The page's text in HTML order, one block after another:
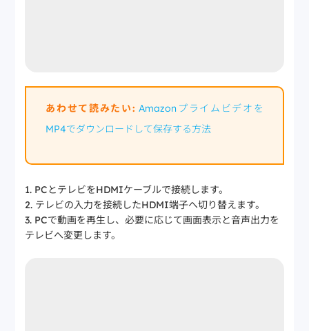
あわせて読みたい: Amazonプライムビデオを
MP4でダウンロードして保存する方法
PCとテレビをHDMIケーブルで接続します。
テレビの入力を接続したHDMI端子へ切り替えます。
PCで動画を再生し、必要に応じて画面表示と音声出力を
テレビへ変更します。